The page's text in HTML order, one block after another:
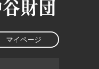
マイページ